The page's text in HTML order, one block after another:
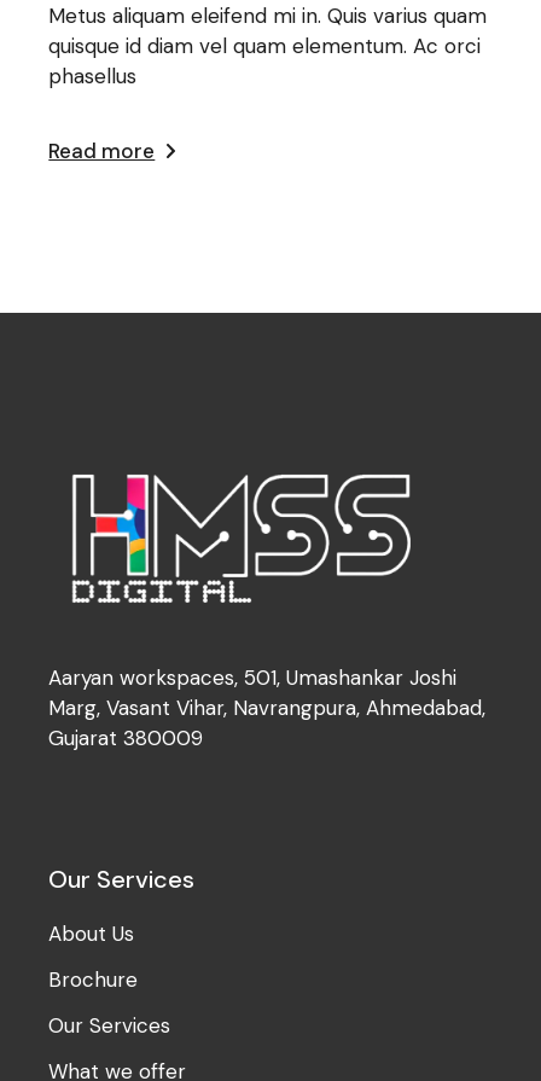
Metus aliquam eleifend mi in. Quis varius quam
quisque id diam vel quam elementum. Ac orci
phasellus
Read more
Aaryan workspaces, 501, Umashankar Joshi
Marg, Vasant Vihar, Navrangpura, Ahmedabad,
Gujarat 380009
Our Services
About Us
Brochure
Our Services
What we offer